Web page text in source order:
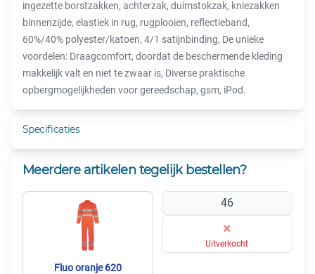
ingezette borstzakken, achterzak, duimstokzak, kniezakken
binnenzijde, elastiek in rug, rugplooien, reflectieband,
60%/40% polyester/katoen, 4/1 satijnbinding, De unieke
voordelen: Draagcomfort, doordat de beschermende kleding
makkelijk valt en niet te zwaar is, Diverse praktische
opbergmogelijkheden voor gereedschap, gsm, iPod.
Specificaties
Meerdere artikelen tegelijk bestellen?
Fluo oranje 620
46
×
Uitverkocht